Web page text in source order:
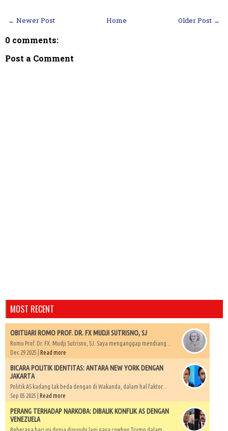
← Newer Post Older Post →
Home
0 comments:
Post a Comment
MOST RECENT
OBITUARI ROMO PROF. DR. FX MUDJI SUTRISNO, SJ
Romo Prof. Dr. FX. Mudji Sutrisno, SJ. Saya menganggap mendiang...
Dec 29 2025 | Read more
BICARA POLITIK IDENTITAS: ANTARA NEW YORK DENGAN
JAKARTA
Politik AS kadang tak beda dengan di Wakanda, dalam hal faktor...
Sep 05 2025 | Read more
PERANG TERHADAP NARKOBA: DIBALIK KONFLIK AS DENGAN
VENEZUELA
Beberapa hari ini dunia disuguhi lagi gaya cowboy Trump dalam...